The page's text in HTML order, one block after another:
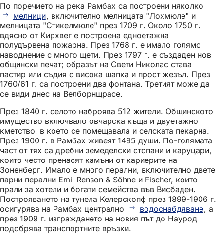
По поречието на река Рамбах са построени няколко
мелници, включително мелницата "Лохмюле" и
мелницата "Стикелмюле" през 1709 г. Около 1750 г.
вдясно от Кирхвег е построена едноетажна
полудървена пожарна. През 1768 г. е имало голямо
наводнение с много щети. През 1797 г. е създаден нов
общински печат; образът на Свети Николас става
пастир или съдия с висока шапка и прост жезъл. През
1760/61 г. са построени два фонтана. Третият може да
се види днес на Велборнщрасе.
През 1840 г. селото наброява 512 жители. Общинското
имущество включвало овчарска къща и двуетажно
кметство, в което се помещавала и селската пекарна.
През 1900 г. в Рамбах живеят 1495 души. По-голямата
част от тях са дребни земеделски стопани и каруцари,
които често пренасят камъни от кариерите на
Зоненберг. Имало е много перални, включително двете
парни перални Emil Renson & Söhne и Fischer, които
прали за хотели и богати семейства във Висбаден.
Построяването на тунела Келерскопф през 1899-1906 г.
осигурява на Рамбах централно
водоснабдяване, а
през 1909 г. изграждането на новия път до Наурод
подобрява транспортните връзки.